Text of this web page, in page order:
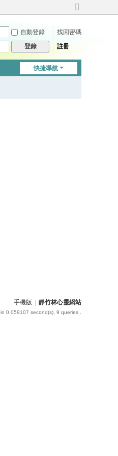
切
到
自動登錄
找回密碼
登錄 註冊
快捷導航
手機版 靜竹林心靈網站
0.059107 second(s), 9 queries .